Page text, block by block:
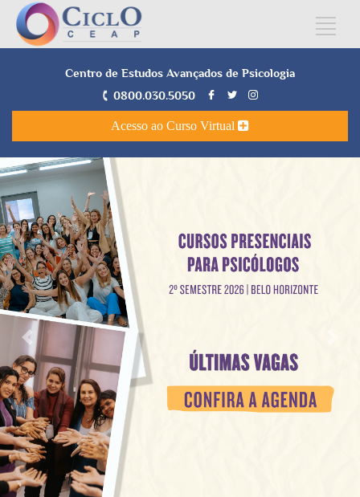
Centro de Estudos Avançados de Psicologia
0800.030.5050
Acesso ao Curso Virtual
Anterior